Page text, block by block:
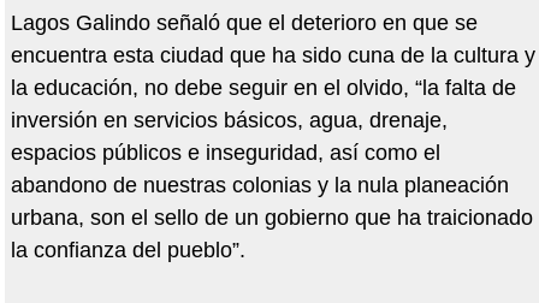
Lagos Galindo señaló que el deterioro en que se
encuentra esta ciudad que ha sido cuna de la cultura y
la educación, no debe seguir en el olvido, “la falta de
inversión en servicios básicos, agua, drenaje,
espacios públicos e inseguridad, así como el
abandono de nuestras colonias y la nula planeación
urbana, son el sello de un gobierno que ha traicionado
la confianza del pueblo”.